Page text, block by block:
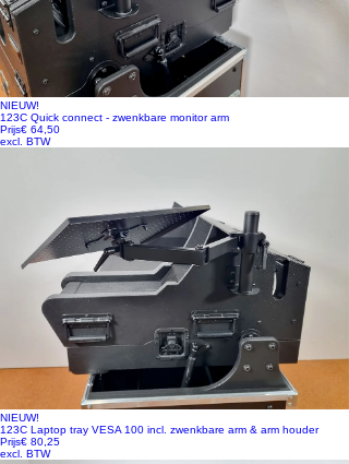
NIEUW!
123C Quick connect - zwenkbare monitor arm
Prijs€ 64,50
excl. BTW
NIEUW!
123C Laptop tray VESA 100 incl. zwenkbare arm & arm houder
Prijs€ 80,25
excl. BTW